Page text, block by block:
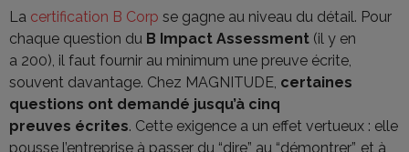
La certification B Corp se gagne au niveau du détail. Pour
chaque question du B Impact Assessment (il y en
a 200), il faut fournir au minimum une preuve écrite,
souvent davantage. Chez MAGNITUDE, certaines
questions ont demandé jusqu’à cinq
preuves écrites. Cette exigence a un effet vertueux : elle
pousse l’entreprise à passer du “dire” au “démontrer”, et à